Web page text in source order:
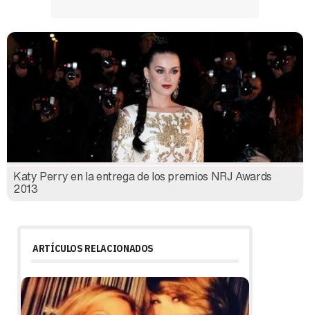
Katy Perry en la entrega de los premios NRJ Awards
2013
ARTÍCULOS RELACIONADOS